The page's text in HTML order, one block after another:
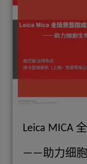
Leica MICA
——助力细